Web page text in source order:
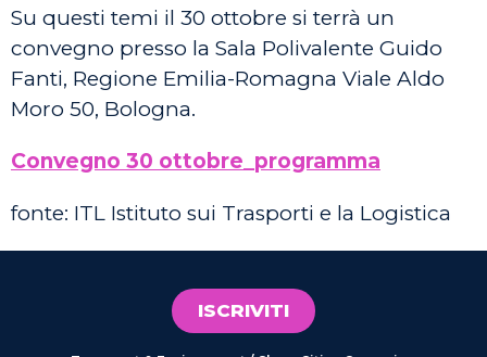
Su questi temi il 30 ottobre si terrà un
convegno presso la Sala Polivalente Guido
Fanti, Regione Emilia-Romagna Viale Aldo
Moro 50, Bologna.
Convegno 30 ottobre_programma
fonte: ITL Istituto sui Trasporti e la Logistica
ISCRIVITI